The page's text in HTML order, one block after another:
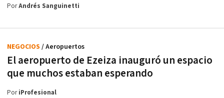
PorAndrés Sanguinetti
El aeropuerto de Ezeiza inauguró un espacio
que muchos estaban esperando
NEGOCIOS / Aeropuertos
PoriProfesional